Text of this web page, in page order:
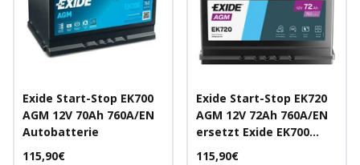
Exide Start-Stop EK700
AGM 12V 70Ah 760A/EN
Autobatterie
Angebotspreis
115,90€
Exide Start-Stop EK720
AGM 12V 72Ah 760A/EN
ersetzt Exide EK700
Autobatterie
Angebotspreis
115,90€